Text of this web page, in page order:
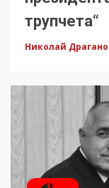
трупчета“
Николай